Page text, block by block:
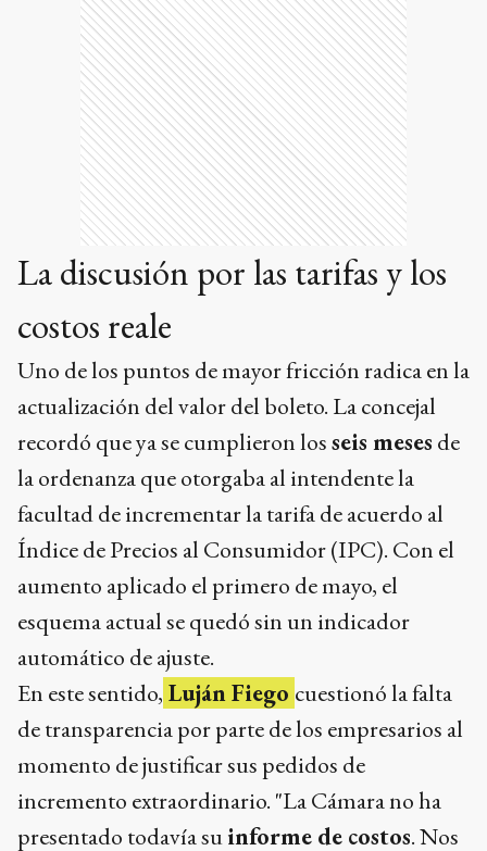
La discusión por las tarifas y los
costos reale
Uno de los puntos de mayor fricción radica en la
actualización del valor del boleto. La concejal
recordó que ya se cumplieron losseis meses de
la ordenanza que otorgaba al intendente la
facultad de incrementar la tarifa de acuerdo al
Índice de Precios al Consumidor (IPC). Con el
aumento aplicado el primero de mayo, el
esquema actual se quedó sin un indicador
automático de ajuste.
En este sentido, Luján Fiego cuestionó la falta
de transparencia por parte de los empresarios al
momento de justificar sus pedidos de
incremento extraordinario. "La Cámara no ha
presentado todavía suinforme de costos. Nos